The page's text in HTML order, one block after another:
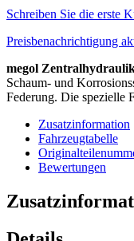
Schreiben Sie die erste
Preisbenachrichtigung
megol
Schaum- und
Federung. Die spezielle
Zusatzinformation
Fahrzeugtabelle
Bewertungen